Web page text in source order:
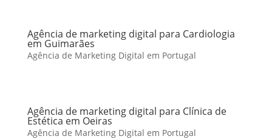
Agência de marketing digital para Cardiologia
em Guimarães
Agência de Marketing Digital em Portugal
Agência de marketing digital para Clínica de
Estética em Oeiras
Agência de Marketing Digital em Portugal